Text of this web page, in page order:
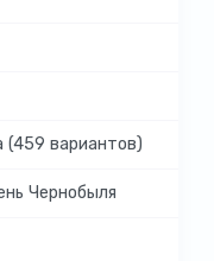
(459 вариантов)
Чернобыля